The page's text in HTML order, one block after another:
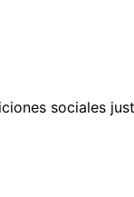
sociales